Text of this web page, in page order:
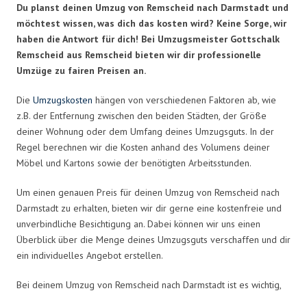
Du planst deinen Umzug von Remscheid nach Darmstadt und
möchtest wissen, was dich das kosten wird? Keine Sorge, wir
haben die Antwort für dich! Bei Umzugsmeister Gottschalk
Remscheid aus Remscheid bieten wir dir professionelle
Umzüge zu fairen Preisen an.
Die Umzugskosten hängen von verschiedenen Faktoren ab, wie
z.B. der Entfernung zwischen den beiden Städten, der Größe
deiner Wohnung oder dem Umfang deines Umzugsguts. In der
Regel berechnen wir die Kosten anhand des Volumens deiner
Möbel und Kartons sowie der benötigten Arbeitsstunden.
Um einen genauen Preis für deinen Umzug von Remscheid nach
Darmstadt zu erhalten, bieten wir dir gerne eine kostenfreie und
unverbindliche Besichtigung an. Dabei können wir uns einen
Überblick über die Menge deines Umzugsguts verschaffen und dir
ein individuelles Angebot erstellen.
Bei deinem Umzug von Remscheid nach Darmstadt ist es wichtig,